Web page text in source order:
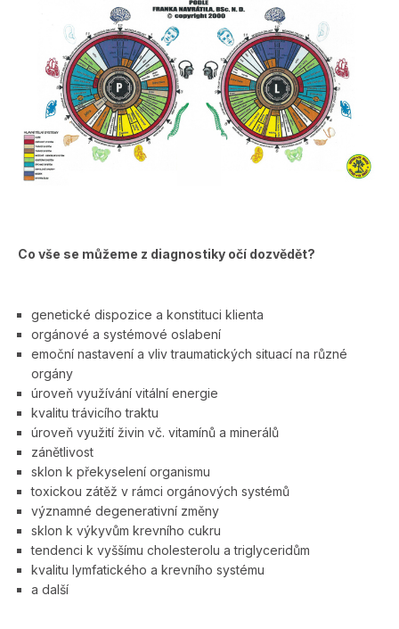
Co vše se můžeme z diagnostiky očí dozvědět?
genetické dispozice a konstituci klienta
orgánové a systémové oslabení
emoční nastavení a vliv traumatických situací na různé
orgány
úroveň využívání vitální energie
kvalitu trávicího traktu
úroveň využití živin vč. vitamínů a minerálů
zánětlivost
sklon k překyselení organismu
toxickou zátěž v rámci orgánových systémů
významné degenerativní změny
sklon k výkyvům krevního cukru
tendenci k vyššímu cholesterolu a triglyceridům
kvalitu lymfatického a krevního systému
a další